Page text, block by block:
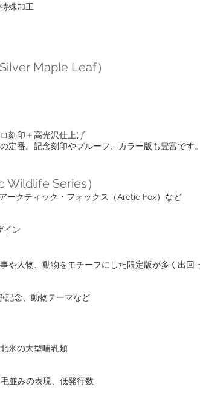
殊加工
Maple Leaf）
刻印＋高光沢仕上げ
定番。記念刻印やプルーフ、カラー版も豊富です。
Series）
ークティック・フォックス（Arctic Fox）など
イン
や人物、動物をモチーフにした限定版が多く出回
記念、動物テーマなど
米の大型哺乳類
並みの表現、低発行数